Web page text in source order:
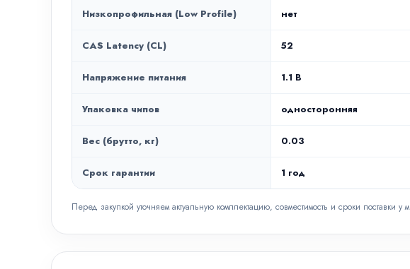
Низкопрофильная (Low Profile) нет
CAS Latency (CL) 52
Напряжение питания 1.1 В
Упаковка чипов односторонняя
Вес (брутто, кг) 0.03
Срок гарантии 1 год
Перед закупкой уточняем актуальную комплектацию, совместимость и сроки поставки